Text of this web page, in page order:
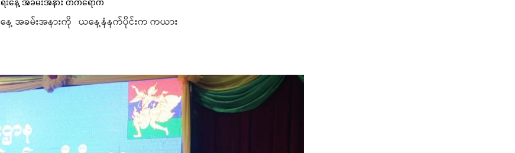
းနေ့ အခမ်းအနားကို ယနေ့နံနက်ပိုင်းက ကယား